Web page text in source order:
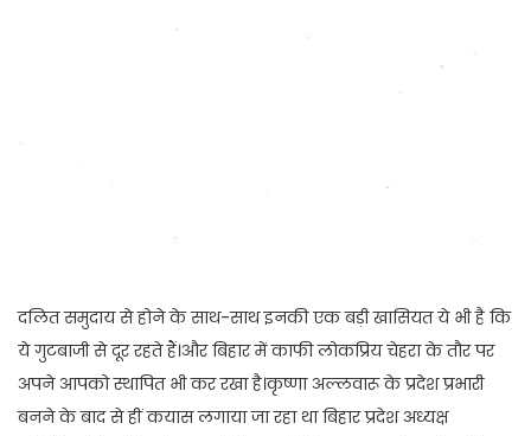
दलित समुदाय से होने के साथ-साथ इनकी एक बड़ी खासियत ये भी है कि
ये गुटबाजी से दूर रहते हैं।और बिहार में काफी लोकप्रिय चेहरा के तौर पर
अपने आपको स्थापित भी कर रखा है।कृष्णा अल्लवारू के प्रदेश प्रभारी
बनने के बाद से हीं कयास लगाया जा रहा था बिहार प्रदेश अध्यक्ष